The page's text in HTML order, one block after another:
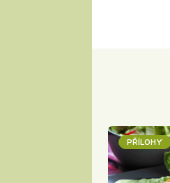
PŘÍLOHY